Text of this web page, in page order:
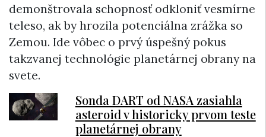
demonštrovala schopnosť odkloniť vesmírne
teleso, ak by hrozila potenciálna zrážka so
Zemou. Ide vôbec o prvý úspešný pokus
takzvanej technológie planetárnej obrany na
svete.
Sonda DART od NASA zasiahla
asteroid v historicky prvom teste
planetárnej obrany